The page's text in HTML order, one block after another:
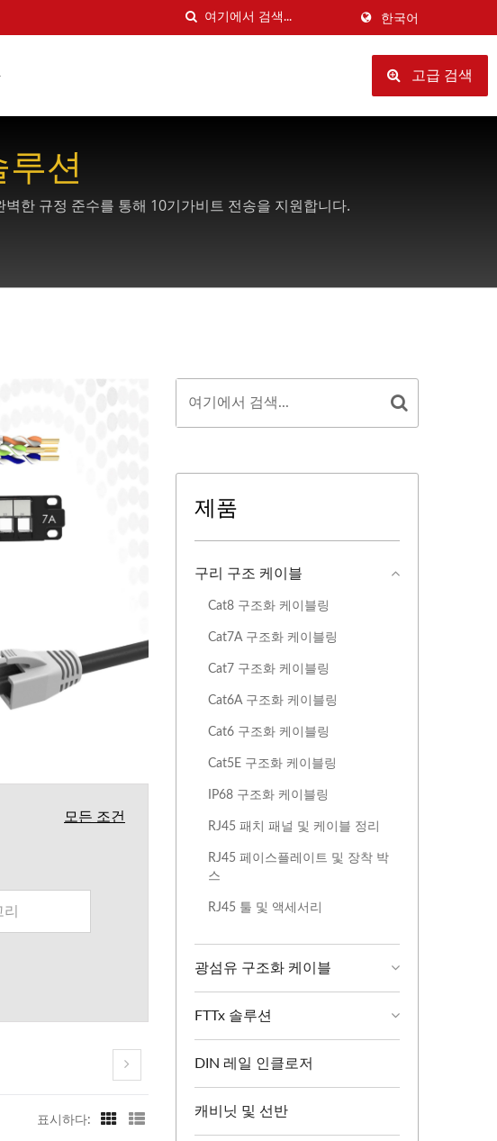
한국어
고급 검색
션
한 규정 준수를 통해 10기가비트 전송을 지원합니다.
모든 조건
표시하다:
제품
구리 구조 케이블
Cat8 구조화 ​​케이블링
Cat7A 구조화 케이블링
Cat7 구조화 케이블링
Cat6A 구조화 케이블링
Cat6 구조화 케이블링
Cat5E 구조화 케이블링
IP68 구조화 ​​케이블링
RJ45 패치 패널 및 케이블 정리
RJ45 페이스플레이트 및 장착 박
스
RJ45 툴 및 액세서리
광섬유 구조화 케이블
FTTx 솔루션
DIN 레일 인클로저
캐비닛 및 선반